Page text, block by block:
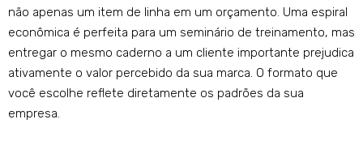
não apenas um item de linha em um orçamento. Uma espiral
econômica é perfeita para um seminário de treinamento, mas
entregar o mesmo caderno a um cliente importante prejudica
ativamente o valor percebido da sua marca. O formato que
você escolhe reflete diretamente os padrões da sua
empresa.